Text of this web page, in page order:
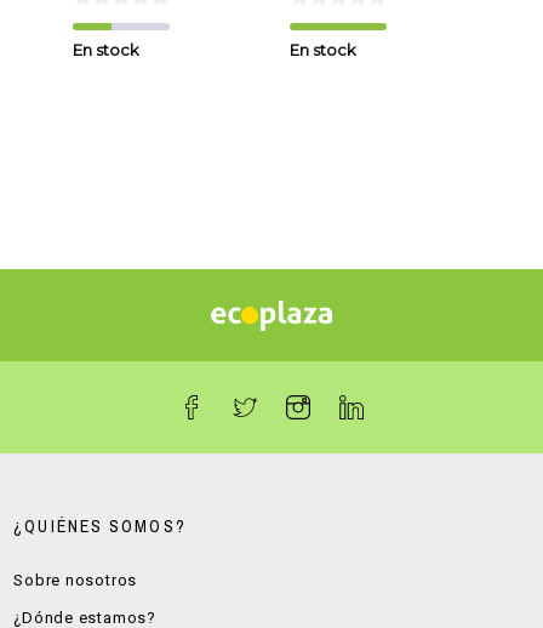
En stock En stock
¿QUIÉNES SOMOS?
Sobre nosotros
¿Dónde estamos?